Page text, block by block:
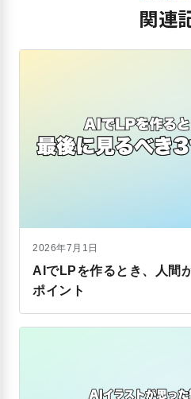
関連
2026年7月1日
AIでLPを作るとき、人間
ポイント